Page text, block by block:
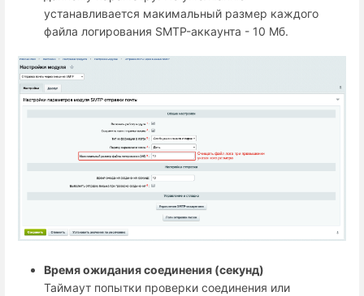
устанавливается макимальный размер каждого
файла логирования SMTP-аккаунта - 10 Мб.
Время ожидания соединения (секунд)
Таймаут попытки проверки соединения или